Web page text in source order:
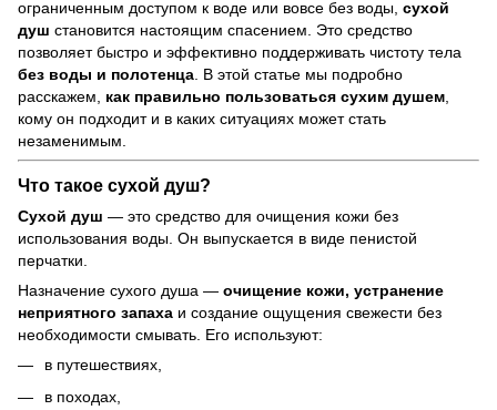
ограниченным доступом к воде или вовсе без воды, сухой
душ становится настоящим спасением. Это средство
позволяет быстро и эффективно поддерживать чистоту тела
без воды и полотенца. В этой статье мы подробно
расскажем, как правильно пользоваться сухим душем,
кому он подходит и в каких ситуациях может стать
незаменимым.
Что такое сухой душ?
Сухой душ — это средство для очищения кожи без
использования воды. Он выпускается в виде пенистой
перчатки.
Назначение сухого душа — очищение кожи, устранение
неприятного запаха и создание ощущения свежести без
необходимости смывать. Его используют:
в путешествиях,
в походах,